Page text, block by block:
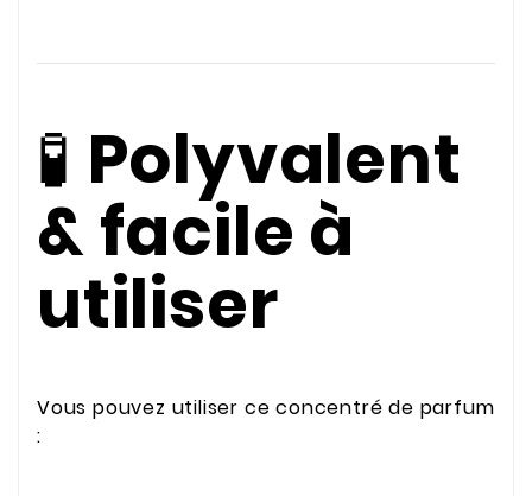
🧪 Polyvalent
& facile à
utiliser
Vous pouvez utiliser ce concentré de parfum
: